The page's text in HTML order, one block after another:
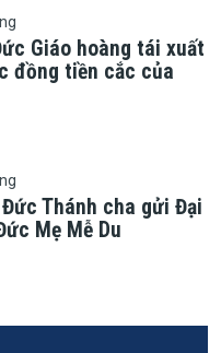
Giáo hoàng tái xuất
đồng tiền cắc của
Thánh cha gửi Đại
Mẹ Mễ Du